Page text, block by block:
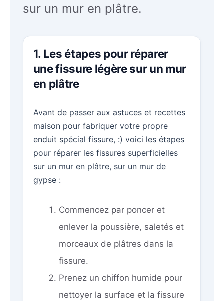
sur un mur en plâtre.
1. Les étapes pour réparer
une fissure légère sur un mur
en plâtre
Avant de passer aux astuces et recettes
maison pour fabriquer votre propre
enduit spécial fissure, :) voici les étapes
pour réparer les fissures superficielles
sur un mur en plâtre, sur un mur de
gypse :
Commencez par poncer et
enlever la poussière, saletés et
morceaux de plâtres dans la
fissure.
Prenez un chiffon humide pour
nettoyer la surface et la fissure